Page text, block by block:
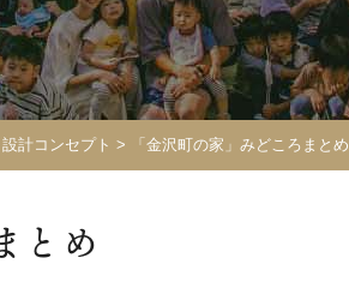
設計コンセプト > 「金沢町の家」みどころまとめ
とめ